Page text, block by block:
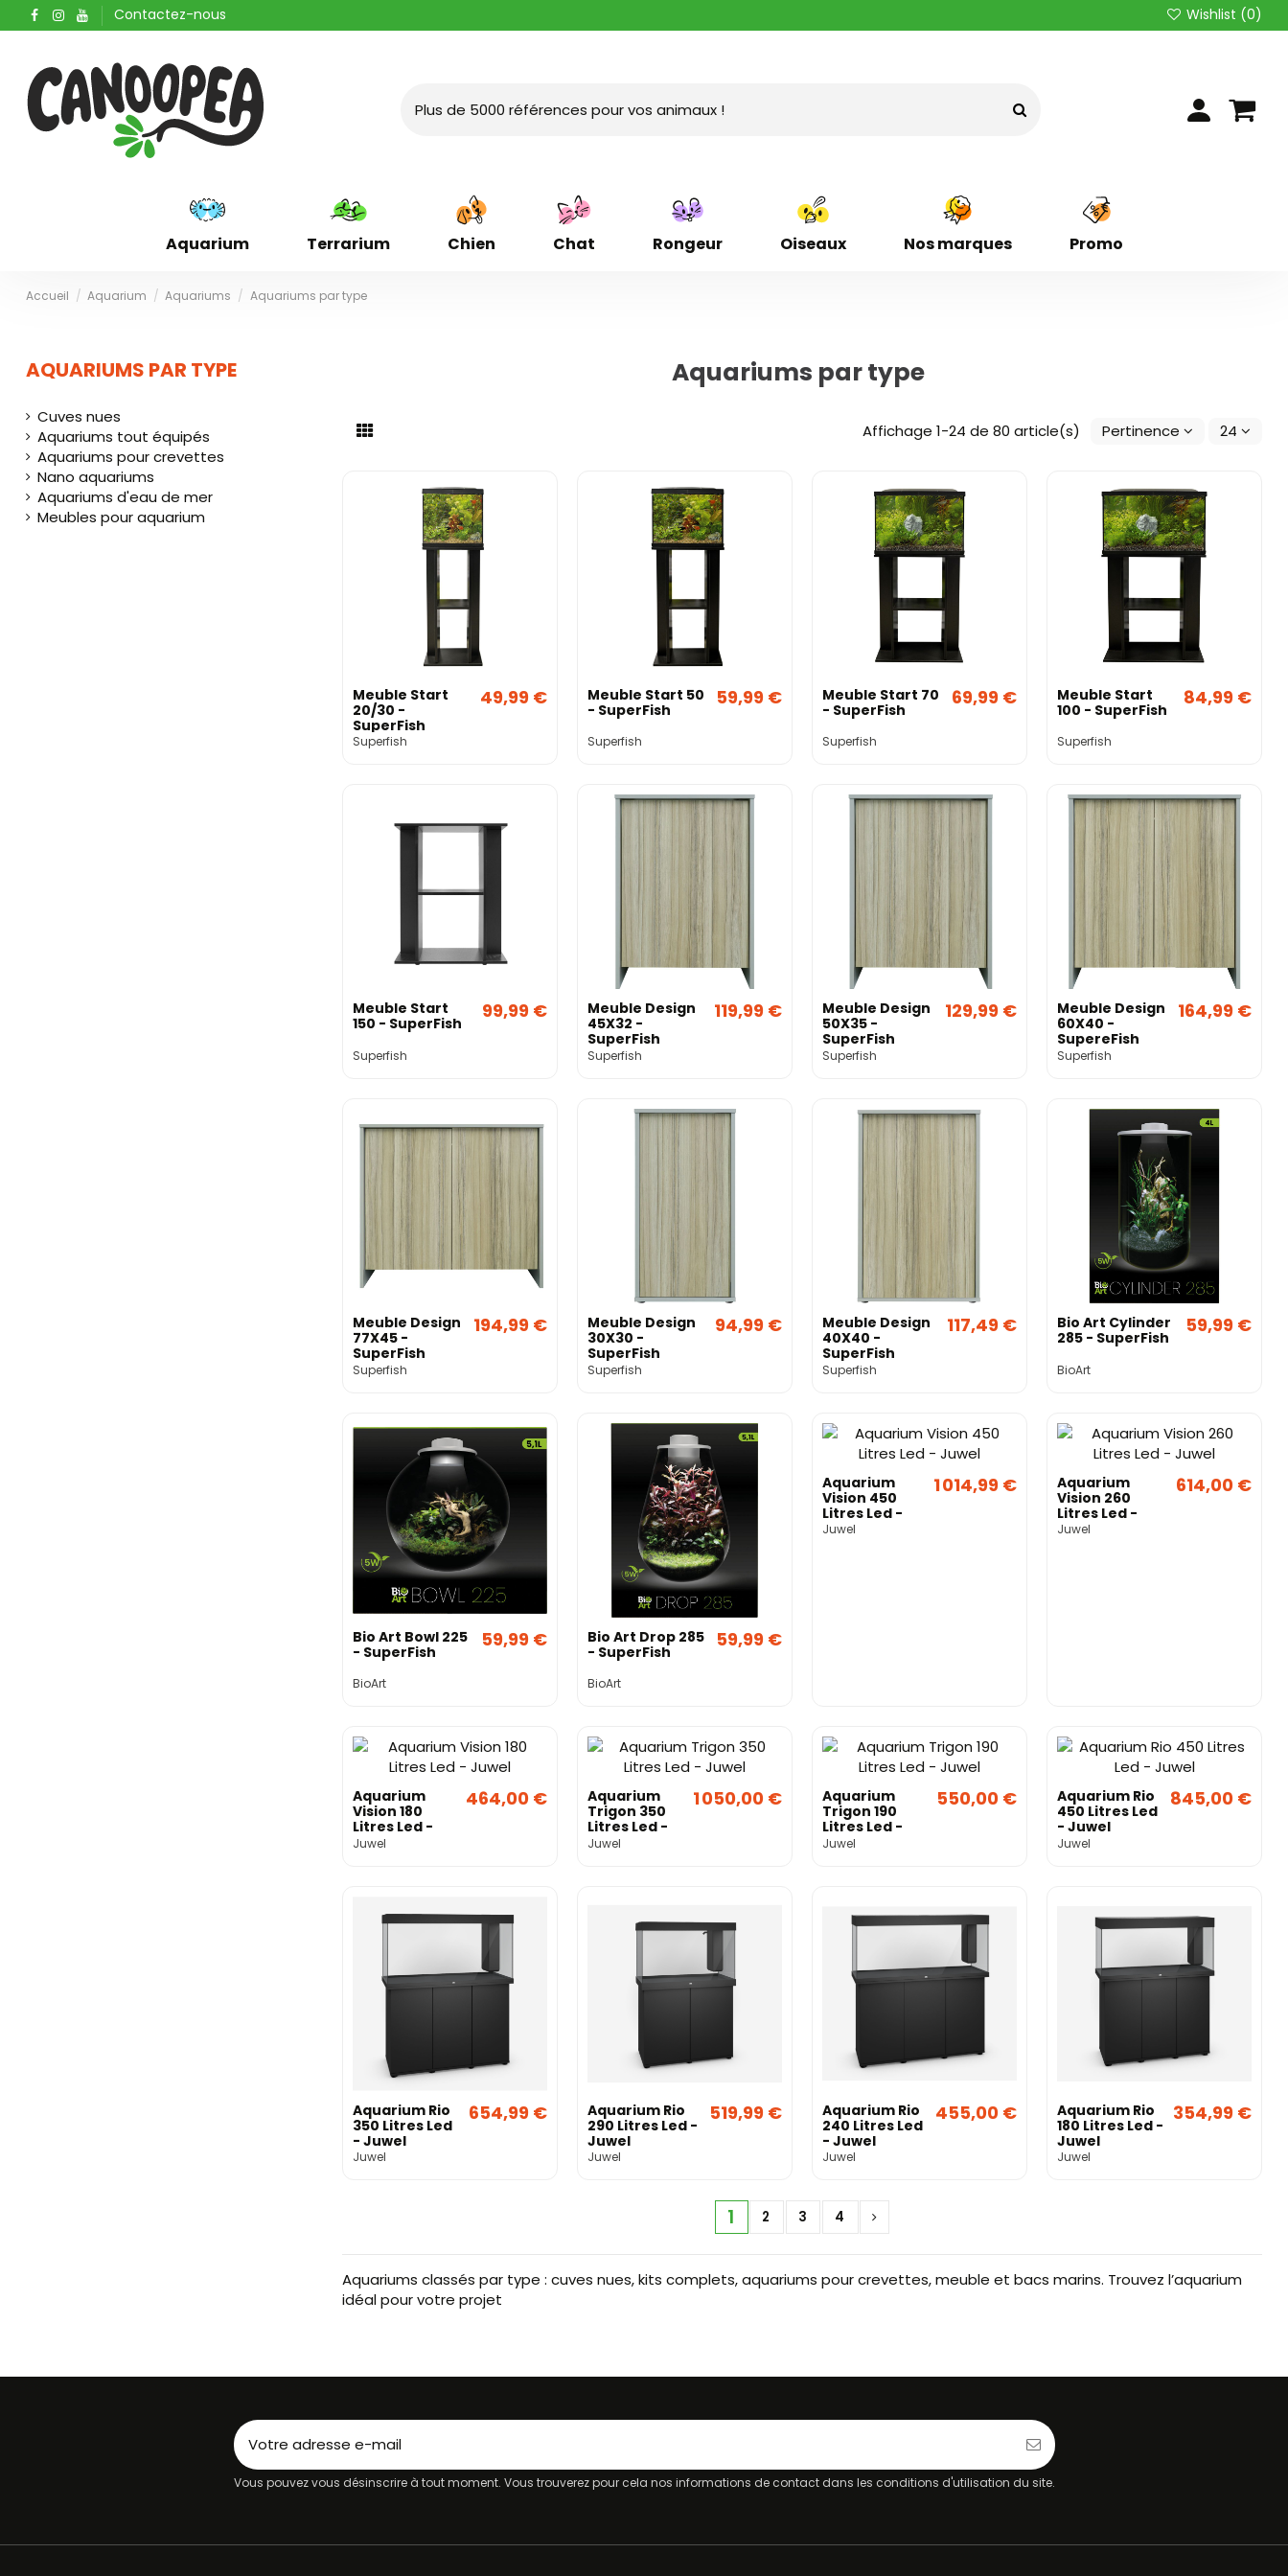
Contactez-nous Wishlist (0)
Aquarium Terrarium Chien Chat Rongeur Oiseaux Nos marques Promo
Accueil Aquarium Aquariums Aquariums par type
Aquariums par type
Affichage 1-24 de 80 article(s) Pertinence 24
Meuble Start
20/30 -
SuperFish
Superfish
49,99 €
Meuble Start 50
- SuperFish
Superfish
59,99 €
Meuble Start 70
- SuperFish
Superfish
69,99 €
Meuble Start
100 - SuperFish
Superfish
84,99 €
Meuble Start
150 - SuperFish
Superfish
99,99 €
Meuble Design
45X32 -
SuperFish
Superfish
119,99 €
Meuble Design
50X35 -
SuperFish
Superfish
129,99 €
Meuble Design
60X40 -
SupereFish
Superfish
164,99 €
Meuble Design
77X45 -
SuperFish
Superfish
194,99 €
Meuble Design
30X30 -
SuperFish
Superfish
94,99 €
Meuble Design
40X40 -
SuperFish
Superfish
117,49 €
Bio Art Cylinder
285 - SuperFish
BioArt
59,99 €
Bio Art Bowl 225
- SuperFish
BioArt
59,99 €
Bio Art Drop 285
- SuperFish
BioArt
59,99 €
Aquarium
Vision 450
Litres Led -
Juwel
Juwel
1 014,99 €
Aquarium
Vision 260
Litres Led -
Juwel
Juwel
614,00 €
Aquarium
Vision 180
Litres Led -
Juwel
Juwel
464,00 €
Aquarium
Trigon 350
Litres Led -
Juwel
Juwel
1 050,00 €
Aquarium
Trigon 190
Litres Led -
Juwel
Juwel
550,00 €
Aquarium Rio
450 Litres Led
- Juwel
Juwel
845,00 €
Aquarium Rio
350 Litres Led
- Juwel
Juwel
654,99 €
Aquarium Rio
290 Litres Led -
Juwel
Juwel
519,99 €
Aquarium Rio
240 Litres Led
- Juwel
Juwel
455,00 €
Aquarium Rio
180 Litres Led -
Juwel
Juwel
354,99 €
1 2 3 4
Aquariums classés par type : cuves nues, kits complets, aquariums pour crevettes, meuble et bacs marins. Trouvez l’aquarium
idéal pour votre projet
AQUARIUMS PAR TYPE
Cuves nues
Aquariums tout équipés
Aquariums pour crevettes
Nano aquariums
Aquariums d'eau de mer
Meubles pour aquarium
Vous pouvez vous désinscrire à tout moment. Vous trouverez pour cela nos informations de contact dans les conditions d'utilisation du site.